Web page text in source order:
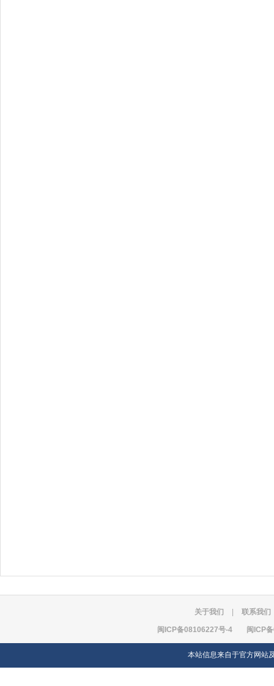
关于我们 联系我们
闽ICP备08106227号-4 闽ICP
本站信息来自于官方网站